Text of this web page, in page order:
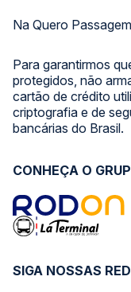
Na Quero
Para garantirmos
protegidos, não
cartão de crédito
criptografia e de
bancárias do Brasil.
SIGA NOSSAS
CONHEÇA O